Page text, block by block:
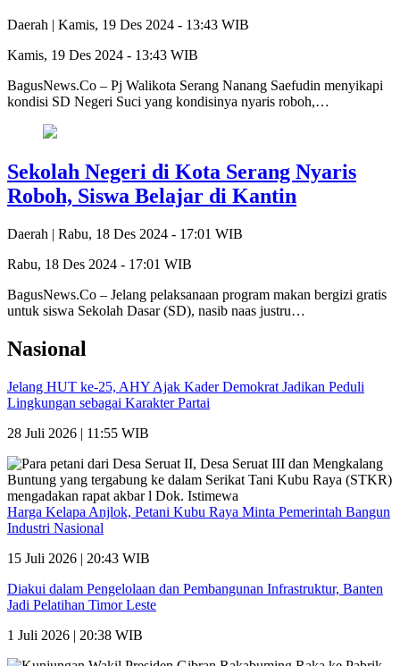
Daerah | Kamis, 19 Des 2024 - 13:43 WIB
Kamis, 19 Des 2024 - 13:43 WIB
BagusNews.Co – Pj Walikota Serang Nanang Saefudin menyikapi
kondisi SD Negeri Suci yang kondisinya nyaris roboh,…
Sekolah Negeri di Kota Serang Nyaris
Roboh, Siswa Belajar di Kantin
Daerah | Rabu, 18 Des 2024 - 17:01 WIB
Rabu, 18 Des 2024 - 17:01 WIB
BagusNews.Co – Jelang pelaksanaan program makan bergizi gratis
untuk siswa Sekolah Dasar (SD), nasib naas justru…
Nasional
Jelang HUT ke-25, AHY Ajak Kader Demokrat Jadikan Peduli
Lingkungan sebagai Karakter Partai
28 Juli 2026 | 11:55 WIB
Harga Kelapa Anjlok, Petani Kubu Raya Minta Pemerintah Bangun
Industri Nasional
15 Juli 2026 | 20:43 WIB
Diakui dalam Pengelolaan dan Pembangunan Infrastruktur, Banten
Jadi Pelatihan Timor Leste
1 Juli 2026 | 20:38 WIB